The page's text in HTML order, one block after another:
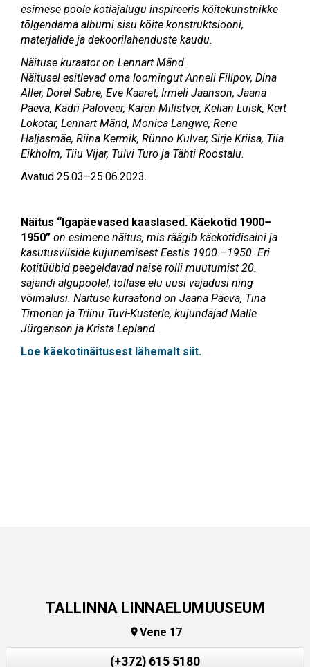
esimese poole kotiajalugu inspireeris köitekunstnikke
tõlgendama albumi sisu köite konstruktsiooni,
materjalide ja dekoorilahenduste kaudu.
Näituse kuraator on Lennart Mänd.
Näitusel esitlevad oma loomingutAnneli Filipov, Dina
Aller, Dorel Sabre, Eve Kaaret, Irmeli Jaanson, Jaana
Päeva, Kadri Paloveer, Karen Milistver, Kelian Luisk, Kert
Lokotar, Lennart Mänd, Monica Langwe, Rene
Haljasmäe, Riina Kermik, Rünno Kulver, Sirje Kriisa, Tiia
Eikholm, Tiiu Vijar, Tulvi Turo ja Tähti Roostalu.
Avatud 25.03–25.06.2023.
Näitus “Igapäevased kaaslased. Käekotid 1900–
1950” on esimene näitus, mis räägib käekotidisaini ja
kasutusviiside kujunemisest Eestis 1900.–1950. Eri
kotitüübid peegeldavad naise rolli muutumist 20.
sajandi algupoolel, tollase elu uusi vajadusi ning
võimalusi. Näituse kuraatorid on Jaana Päeva, Tina
Timonen ja Triinu Tuvi-Kusterle, kujundajad Malle
Jürgenson ja Krista Lepland.
Loe käekotinäitusest lähemalt siit.
TALLINNA LINNAELUMUUSEUM
Vene 17
(+372) 615 5180